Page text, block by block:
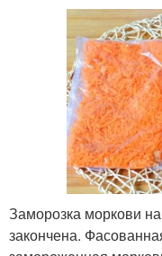
Заморозка моркови
закончена.